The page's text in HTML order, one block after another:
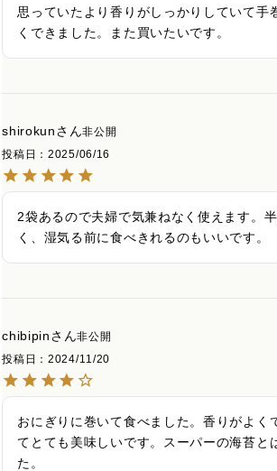
思っていたより香りがしっかりしていて手
くできました。また買いたいです。
shirokun
非公開
投稿日
2025/06/16
2袋あるので夫婦で気兼ねなく使えます。
く、湿気る前に食べきれるのもいいです。
chibipin
非公開
投稿日
2024/11/20
おにぎりに巻いて食べました。香りがよく
てとても美味しいです。スーパーの海苔と
た。